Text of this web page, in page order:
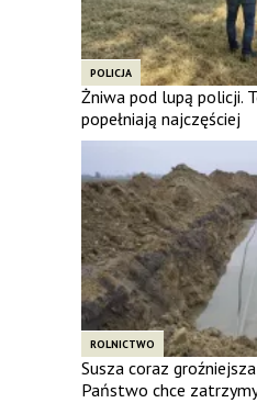
POLICJA
Żniwa pod lupą policji.
popełniają najczęściej
ROLNICTWO
Susza coraz
Państwo chce